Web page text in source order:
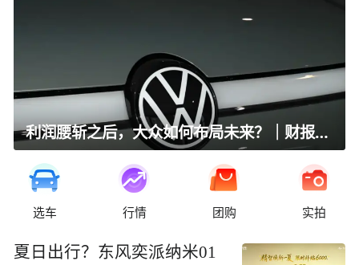
利润腰斩之后，大众如何布局未来？｜财报全视角
选车 行情 团购 实拍
夏日出行？东风奕派纳米01